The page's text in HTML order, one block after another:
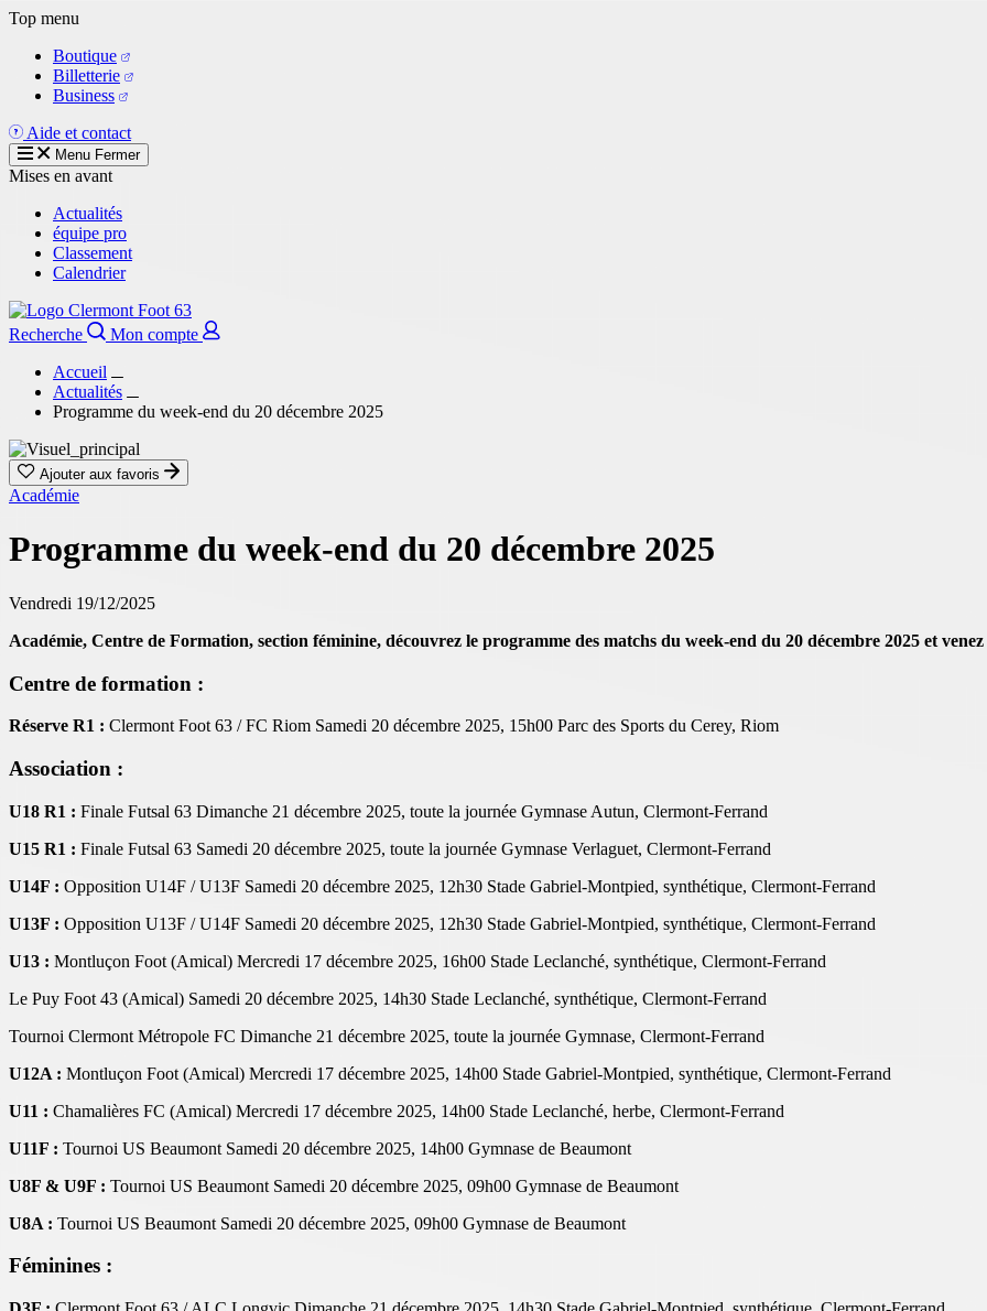
Aller
contenu
principal
Top menu
Boutique
Billetterie
Business
Aide et contact
Menu Fermer
Mises en avant
Actualités
équipe pro
Classement
Calendrier
Recherche
Mon compte
Accueil
Actualités
Programme du week-end du 20 décembre 2025
Ajouter aux favoris
Académie
Programme du week-end du 20 décembre 2025
Vendredi 19/12/2025
Académie, Centre de Formation, section féminine, découvrez le programme des matchs du week-end du 20 décembre 2025 et
Centre de formation :
Réserve R1 : Clermont Foot 63 / FC Riom Samedi 20 décembre 2025, 15h00 Parc des Sports du Cerey, Riom
Association :
U18 R1 : Finale Futsal 63 Dimanche 21 décembre 2025, toute la journée Gymnase Autun, Clermont-Ferrand
U15 R1 : Finale Futsal 63 Samedi 20 décembre 2025, toute la journée Gymnase Verlaguet, Clermont-Ferrand
U14F : Opposition U14F / U13F Samedi 20 décembre 2025, 12h30 Stade Gabriel-Montpied, synthétique, Clermont-Ferrand
U13F : Opposition U13F / U14F Samedi 20 décembre 2025, 12h30 Stade Gabriel-Montpied, synthétique, Clermont-Ferrand
U13 : Montluçon Foot (Amical) Mercredi 17 décembre 2025, 16h00 Stade Leclanché, synthétique, Clermont-Ferrand
Le Puy Foot 43 (Amical) Samedi 20 décembre 2025, 14h30 Stade Leclanché, synthétique, Clermont-Ferrand
Tournoi Clermont Métropole FC Dimanche 21 décembre 2025, toute la journée Gymnase, Clermont-Ferrand
U12A : Montluçon Foot (Amical) Mercredi 17 décembre 2025, 14h00 Stade Gabriel-Montpied, synthétique, Clermont-Ferrand
U11 : Chamalières FC (Amical) Mercredi 17 décembre 2025, 14h00 Stade Leclanché, herbe, Clermont-Ferrand
U11F : Tournoi US Beaumont Samedi 20 décembre 2025, 14h00 Gymnase de Beaumont
U8F & U9F : Tournoi US Beaumont Samedi 20 décembre 2025, 09h00 Gymnase de Beaumont
U8A : Tournoi US Beaumont Samedi 20 décembre 2025, 09h00 Gymnase de Beaumont
Féminines :